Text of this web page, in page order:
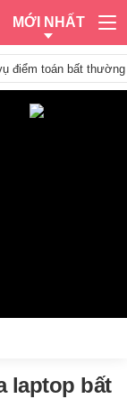
MỚI NHẤT
điểm toán bất
laptop bất